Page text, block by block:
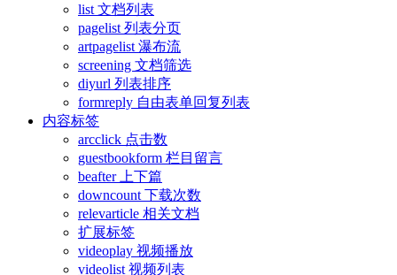
list 文档列表
pagelist 列表分页
artpagelist 瀑布流
screening 文档筛选
diyurl 列表排序
formreply 自由表单回复列表
内容标签
arcclick 点击数
guestbookform 栏目留言
beafter 上下篇
downcount 下载次数
relevarticle 相关文档
扩展标签
videoplay 视频播放
videolist 视频列表